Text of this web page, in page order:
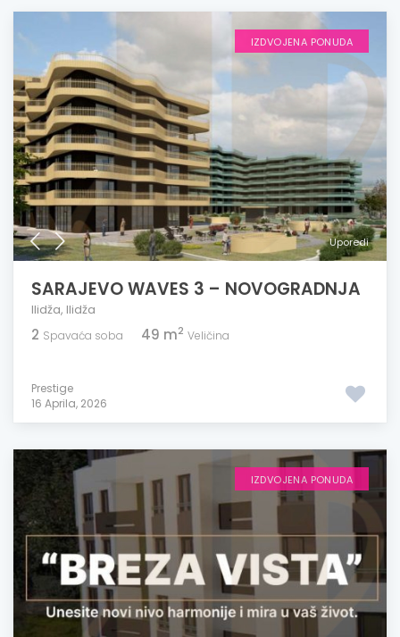
Uporedi
IZDVOJENA PONUDA
SARAJEVO WAVES 3 – NOVOGRADNJA
Ilidža, Ilidža
2 Spavaća soba 49 m2 Veličina
Prestige
16 Aprila, 2026
IZDVOJENA PONUDA